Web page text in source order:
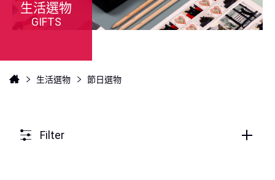
生活選物
GIFTS
生活選物 節日選物
Filter